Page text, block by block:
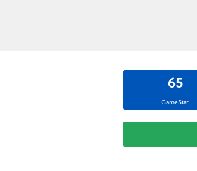
65
GameStar